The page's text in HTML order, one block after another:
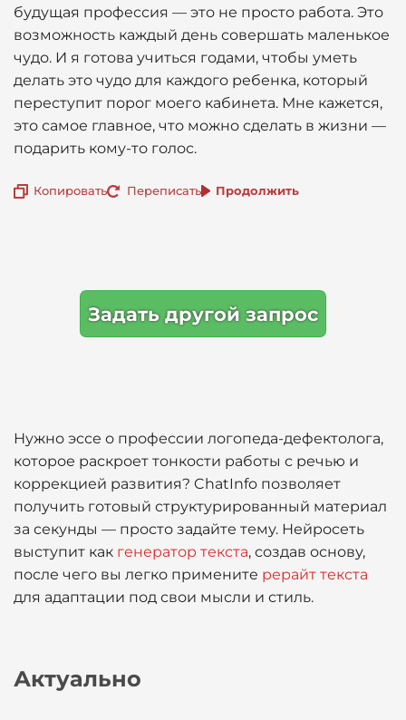
будущая профессия — это не просто работа. Это
возможность каждый день совершать маленькое
чудо. И я готова учиться годами, чтобы уметь
делать это чудо для каждого ребенка, который
переступит порог моего кабинета. Мне кажется,
это самое главное, что можно сделать в жизни —
подарить кому-то голос.
Копировать Переписать Продолжить
Задать другой запрос
Нужно эссе о профессии логопеда-дефектолога,
которое раскроет тонкости работы с речью и
коррекцией развития? ChatInfo позволяет
получить готовый структурированный материал
за секунды — просто задайте тему. Нейросеть
выступит как генератор текста, создав основу,
после чего вы легко примените рерайт текста
для адаптации под свои мысли и стиль.
Актуально